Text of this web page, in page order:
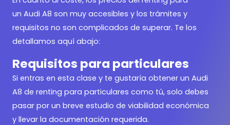
un Audi A8 son muy accesibles y los trámites y
requisitos no son complicados de superar. Te los
detallamos aquí abajo:
Requisitos para particulares
Si entras en esta clase y te gustaría obtener un Audi
A8 de renting para particulares como tú, solo debes
pasar por un breve estudio de viabilidad económica
y llevar la documentación requerida.